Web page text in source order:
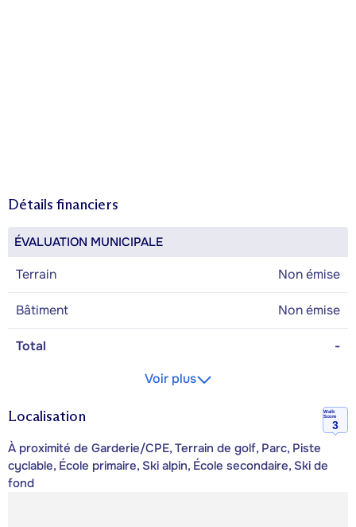
Détails financiers
ÉVALUATION MUNICIPALE
Terrain Non émise
Bâtiment Non émise
Total
-
Voir plus
Localisation
Walk
Score
3
À proximité de Garderie/CPE, Terrain de golf, Parc, Piste
cyclable, École primaire, Ski alpin, École secondaire, Ski de
fond